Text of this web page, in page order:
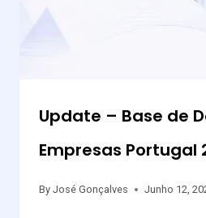
Update – Base de
Empresas Portugal
By José Gonçalves Junho 12,